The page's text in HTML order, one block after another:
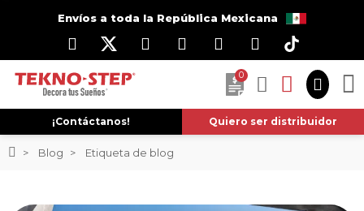
Envíos a toda la República Mexicana
0
¡Contáctanos! Quiero ser distribuidor
Blog Etiqueta de blog